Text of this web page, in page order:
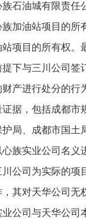
石油城有限责任
加油站项目的所
项目的所有权。
下与三川公司签
产进行处分的行
据，包括成都市
局、成都市国土
族实业公司名义
公司为实际的项
其对天华公司无
公司与天华公司